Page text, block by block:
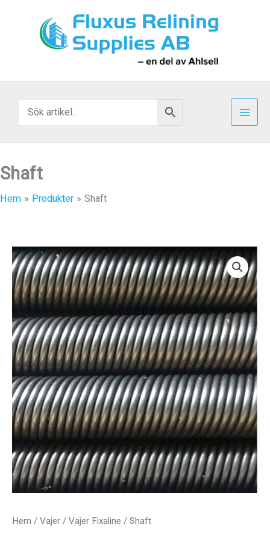
Shaft
Hem Produkter Shaft
Hem / Vajer / Vajer Fixaline / Shaft